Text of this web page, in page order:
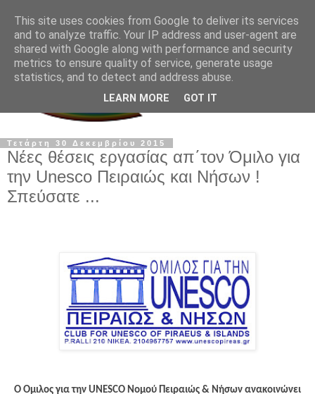
Τετάρτη 30 Δεκεμβρίου 2015
Νέες θέσεις εργασίας απ΄τον Όμιλο για
την Unesco Πειραιώς και Νήσων !
Σπεύσατε ...
Ο Όμιλος για την UNESCO Νομού Πειραιώς & Νήσων ανακοινώνει
This site uses cookies from Google to deliver its services
and to analyze traffic. Your IP address and user-agent are
shared with Google along with performance and security
metrics to ensure quality of service, generate usage
statistics, and to detect and address abuse.
LEARN MORE GOT IT